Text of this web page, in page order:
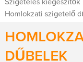
Homlokzati szigetelő
DŰBELEK